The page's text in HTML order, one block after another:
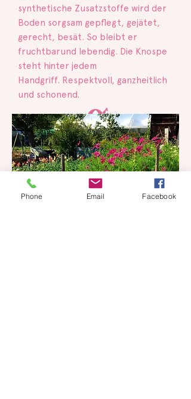
synthetische Zusatzstoffe wird der
Boden sorgsam gepflegt, gejätet,
gerecht, besät. So bleibt er
fruchtbarund lebendig. Die Knospe
steht hinter jedem
Handgriff. Respektvoll, ganzheitlich
und schonend.
Phone Email Facebook